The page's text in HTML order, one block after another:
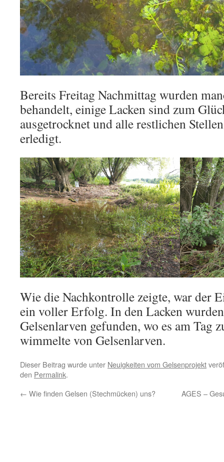
Bereits Freitag Nachmittag wurden
behandelt, einige Lacken sind zum
ausgetrocknet und alle restlichen
erledigt.
Wie die Nachkontrolle zeigte, war der
ein voller Erfolg. In den Lacken
Gelsenlarven gefunden, wo es am Tag
wimmelte von Gelsenlarven.
Dieser Beitrag wurde unter Neuigkeiten vom Gelsenprojekt
den Permalink.
← Wie finden Gelsen (Stechmücken) uns? AGES –